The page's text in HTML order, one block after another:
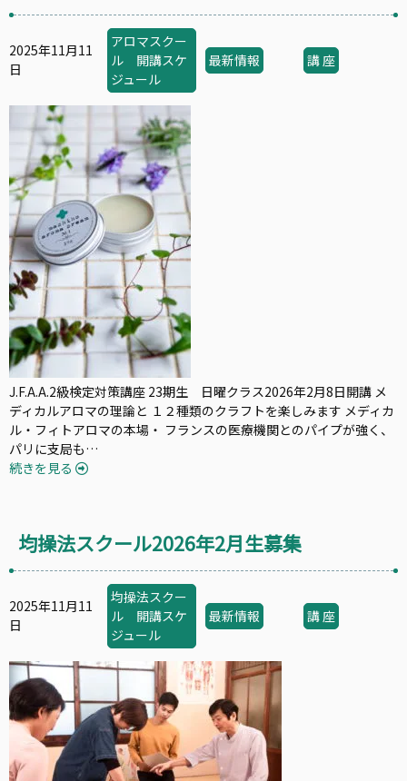
2025年11月11
日
アロマスクー
ル 開講スケ
ジュール
最新情報 講 座
J.F.A.A.2級検定対策講座 23期生 日曜クラス2026年2月8日開講 メ
ディカルアロマの理論と １２種類のクラフトを楽しみます メディカ
ル・フィトアロマの本場・ フランスの医療機関とのパイプが強く、
パリに支局も…
続きを見る
均操法スクール2026年2月生募集
2025年11月11
日
均操法スクー
ル 開講スケ
ジュール
最新情報 講 座